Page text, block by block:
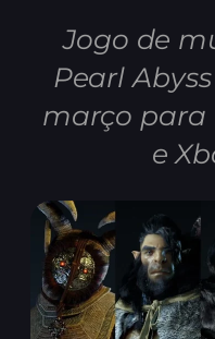
Jogo de
Pearl
março para
e